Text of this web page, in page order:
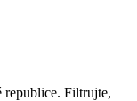
republice. Filtrujte,